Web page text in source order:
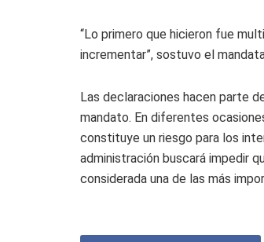
“Lo primero que hicieron fue
incrementar”, sostuvo el
Las declaraciones hacen parte
mandato. En diferentes
constituye un riesgo para los
administración buscará impedir
considerada una de las más